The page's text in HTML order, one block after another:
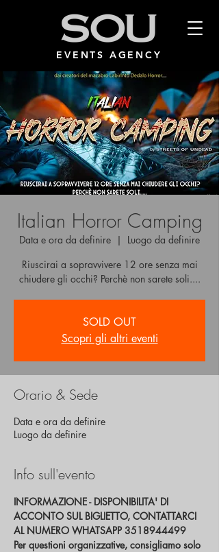
EVENTS AGENCY
Italian Horror Camping
Data e ora da definire
  |
Luogo da definire
Riuscirai a sopravvivere 12 ore senza mai
chiudere gli occhi? Perchè non sarete soli....
SOLD OUT
Scopri gli altri eventi
Orario & Sede
Data e ora da definire
Luogo da definire
Info sull'evento
INFORMAZIONE - DISPONIBILITA' DI
ACCONTO SUL BIGLIETTO, CONTATTARCI
AL NUMERO WHATSAPP 3518944499
Per questioni organizzative, consigliamo solo